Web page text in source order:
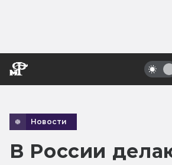
Новости
В России